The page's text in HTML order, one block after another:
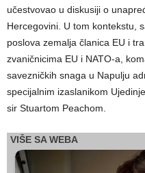
učestvovao u diskusiji o
Hercegovini. U tom kontekstu,
poslova zemalja članica EU i
zvaničnicima EU i NATO-a,
savezničkih snaga u Napulju
specijalnim izaslanikom
sir Stuartom Peachom.